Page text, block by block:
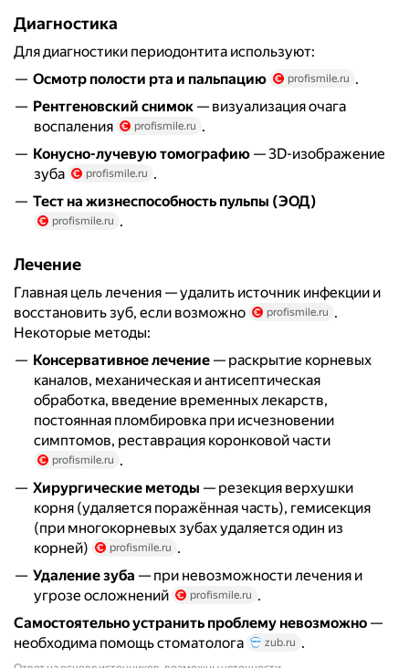
Диагностика
Для диагностики периодонтита используют:
Осмотр полости рта и пальпацию
profismile.ru .
Рентгеновский снимок — визуализация очага
воспаления
profismile.ru .
Конусно-лучевую томографию — 3D-изображение
зуба
profismile.ru .
Тест на жизнеспособность пульпы (ЭОД)
profismile.ru .
Лечение
Главная цель лечения — удалить источник инфекции и
восстановить зуб, если возможно
profismile.ru .
Некоторые методы:
Консервативное лечение — раскрытие корневых
каналов, механическая и антисептическая
обработка, введение временных лекарств,
постоянная пломбировка при исчезновении
симптомов, реставрация коронковой части
profismile.ru .
Хирургические методы — резекция верхушки
корня (удаляется поражённая часть), гемисекция
(при многокорневых зубах удаляется один из
корней)
profismile.ru .
Удаление зуба — при невозможности лечения и
угрозе осложнений
profismile.ru .
Самостоятельно устранить проблему невозможно —
необходима помощь стоматолога
zub.ru .